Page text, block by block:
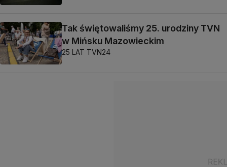
Tak świętowaliśmy 25. urodziny TVN
w Mińsku Mazowieckim
25 LAT TVN24